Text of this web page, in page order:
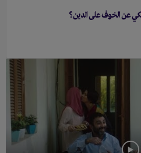
عن الخوف على الدين؟